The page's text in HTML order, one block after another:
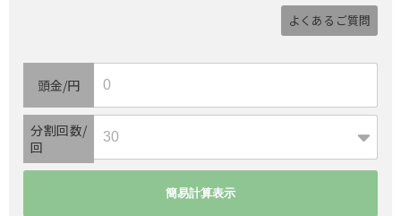
よくあるご質問
頭金/円
分割回数/
回